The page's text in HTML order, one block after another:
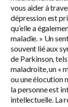
vous aider à
dépression est
qu’elle a
maladie. » Un
souvent lié aux
de Parkinson,
maladroite, un «
ou une élocution
la personne est
intellectuelle. La